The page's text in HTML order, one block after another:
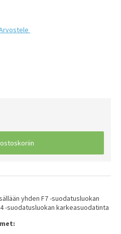
yhden F7 -suodatusluokan
-suodatusluokan karkeasuodatinta